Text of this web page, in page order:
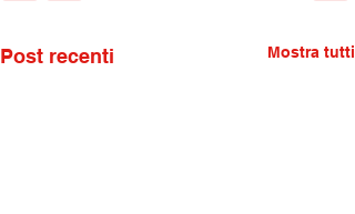
Post recenti Mostra tutti